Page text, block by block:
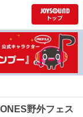
野外フェス